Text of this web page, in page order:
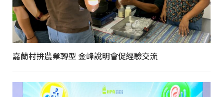
嘉蘭村拚農業轉型 金峰說明會促經驗交流